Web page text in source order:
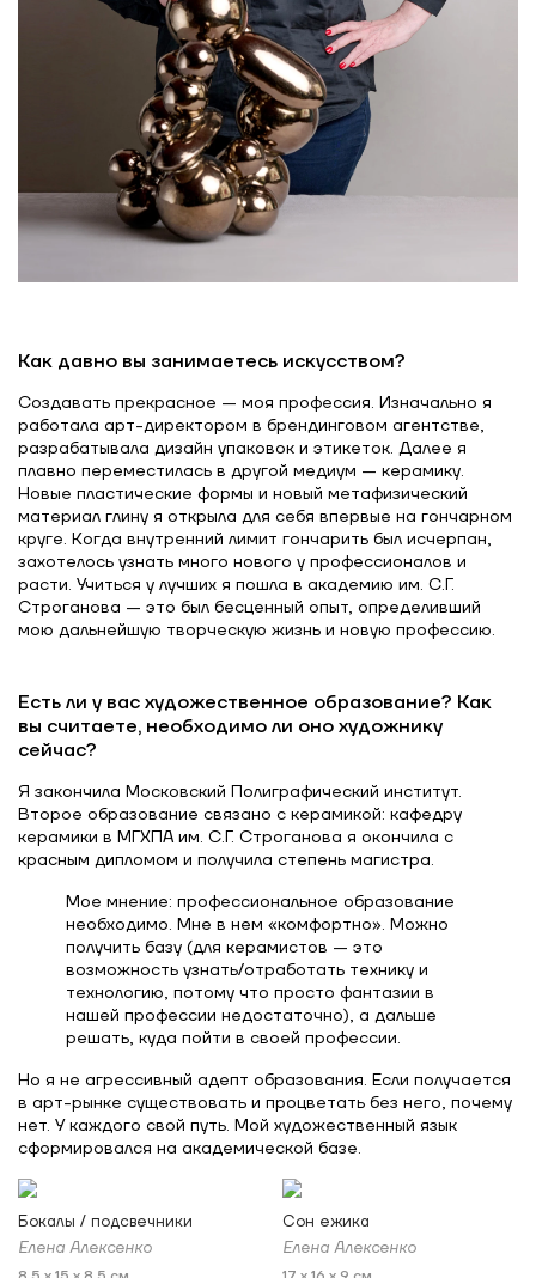
Как давно вы занимаетесь искусством?
Создавать прекрасное — моя профессия. Изначально я
работала арт-директором в брендинговом агентстве,
разрабатывала дизайн упаковок и этикеток. Далее я
плавно переместилась в другой медиум — керамику.
Новые пластические формы и новый метафизический
материал глину я открыла для себя впервые на гончарном
круге. Когда внутренний лимит гончарить был исчерпан,
захотелось узнать много нового у профессионалов и
расти. Учиться у лучших я пошла в академию им. С.Г.
Строганова — это был бесценный опыт, определивший
мою дальнейшую творческую жизнь и новую профессию.
Есть ли у вас художественное образование? Как
вы считаете, необходимо ли оно художнику
сейчас?
Я закончила Московский Полиграфический институт.
Второе образование связано с керамикой: кафедру
керамики в МГХПА им. С.Г. Строганова я окончила с
красным дипломом и получила степень магистра.
Мое мнение: профессиональное образование
необходимо. Мне в нем «комфортно». Можно
получить базу (для керамистов — это
возможность узнать/отработать технику и
технологию, потому что просто фантазии в
нашей профессии недостаточно), а дальше
решать, куда пойти в своей профессии.
Но я не агрессивный адепт образования. Если получается
в арт-рынке существовать и процветать без него, почему
нет. У каждого свой путь. Мой художественный язык
сформировался на академической базе.
Бокалы / подсвечники
Елена Алексенко
Сон ежика
Елена Алексенко